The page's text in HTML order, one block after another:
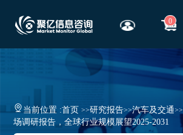
0
当前位置 :首页>>研究报告>>汽车及交通>>
场调研报告，全球行业规模展望2025-2031